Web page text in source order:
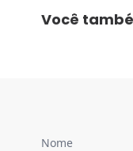
Você
Nome